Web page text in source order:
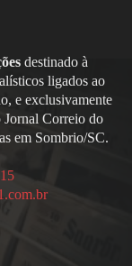
destinado à
ligados ao
e exclusivamente
Jornal Correio do
em Sombrio/SC.